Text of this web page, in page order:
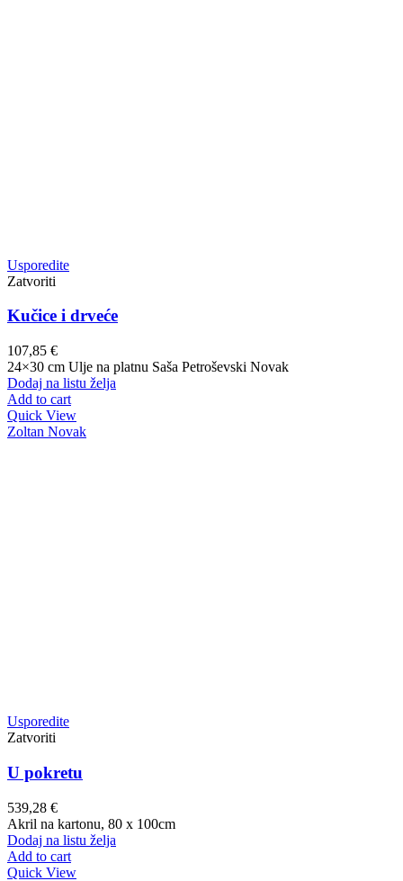
Usporedite
Zatvoriti
Kučice i drveće
107,85 €
24×30 cm Ulje na platnu Saša Petroševski Novak
Dodaj na listu želja
Add to cart
Quick View
Zoltan Novak
Usporedite
Zatvoriti
U pokretu
539,28 €
Akril na kartonu, 80 x 100cm
Dodaj na listu želja
Add to cart
Quick View